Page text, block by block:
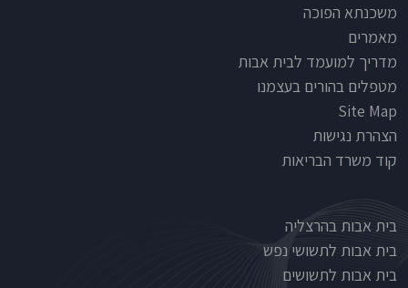
משכנתא הפוכה
מאמרים
מדריך למועמד לבית אבות
מטפלים בהורים בעצמנו
Site Map
הצהרת נגישות
קוד משרד הבריאות
Nursinghouse type
בית אבות בהרצליה
בית אבות לתשושי נפש
בית אבות לתשושים